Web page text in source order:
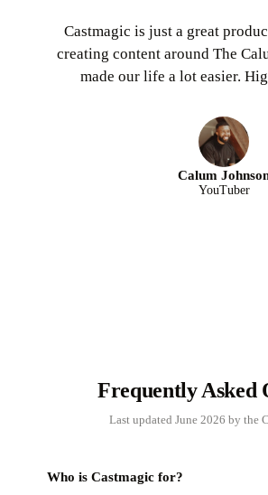
Castmagic is just a great
creating content around The
made our life a lot easier.
Calum
YouTuber
Frequently Asked
Last updated June 2026 by the
Who is Castmagic for?